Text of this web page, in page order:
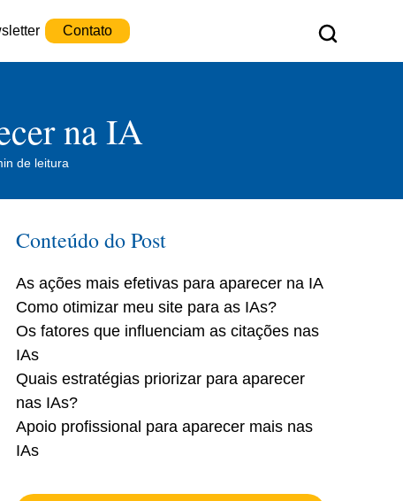
Contato
na IA
de leitura
Conteúdo do Post
As ações mais efetivas para aparecer na IA
Como otimizar meu site para as IAs?
Os fatores que influenciam as citações nas
IAs
Quais estratégias priorizar para aparecer
nas IAs?
Apoio profissional para aparecer mais nas
IAs